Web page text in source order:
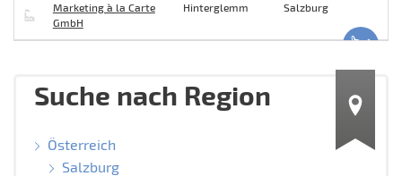
Marketing à la Carte
GmbH
Hinterglemm Salzburg
Suche nach Region
Österreich
Salzburg